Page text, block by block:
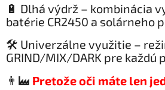
🔋 Dlhá výdrž – kombinácia
batérie CR2450 a solárneho
🛠️ Univerzálne využitie –
GRIND/MIX/DARK pre každú
👨‍🏭 Pretože oči máte len